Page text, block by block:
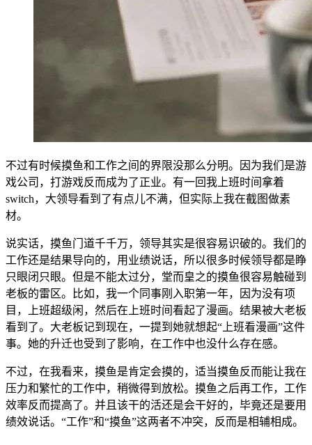
不过有时候摸鱼和工作之间的界限没那么分明。因为我们是游
戏公司，打游戏反而成为了正业。有一回我上班时间拿着
switch，大领导看到了有点儿不满，但实际上我在截图做素
材。
说实话，摸鱼门道千千万，领导其实是很容易识破的。我们的
工作还是结果导向的，用业绩说话，所以很多时候领导都是睁
只眼闭只眼。但是不能太过分，堂而皇之的摸鱼很容易触碰到
老板的雷区。比如，我一个同事刚入职第一年，因为没有项
目，上班超级闲，然后在上班时间看起了漫画。结果被大老板
看到了。大老板记到现在，一提到她就想起“上班看漫画”这件
事。她的升迁也受到了影响，在工作中也没什么存在感。
不过，在我看来，摸鱼是肯定会摸的，适当摸鱼反而能让我在
压力和繁忙的工作中，稍微得到放松。摸鱼之后再工作，工作
效率反而提高了。并且该干的活还是会干好的，毕竟还是要用
绩效说话。“工作”和“摸鱼”这两者不冲突，反而是相辅相成。